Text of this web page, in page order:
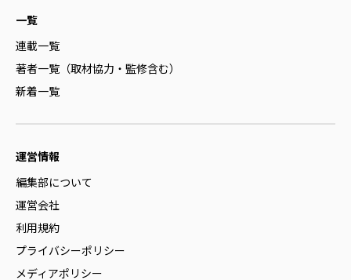
一覧
連載一覧
著者一覧（取材協力・監修含む）
新着一覧
運営情報
編集部について
運営会社
利用規約
プライバシーポリシー
メディアポリシー